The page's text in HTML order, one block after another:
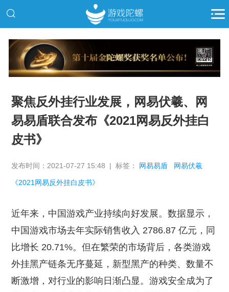
推广
聚焦反外挂行业发展，网易伏羲、网
易易盾联合发布《2021网易反外挂白
皮书》
发布时间：2021-07-27 15:48 | 标签： 网易易盾 网易伏羲
《2021网易反外挂白皮书》
近年来，中国游戏产业持续向好发展。数据显示，
中国游戏市场去年实际销售收入 2786.87 亿元，同
比增长 20.71%。但在繁荣的市场背后，各类游戏
外挂黑产链条无序蔓延，新型黑产的种类、数量不
断激增，对行业的影响日渐凸显。游戏安全成为了